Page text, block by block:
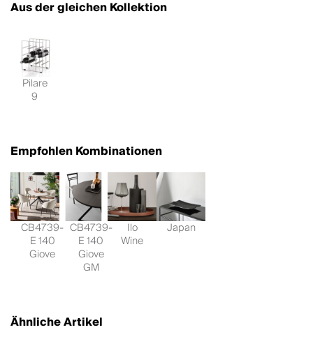
Aus der gleichen Kollektion
Pilare
9
Empfohlen Kombinationen
CB4739-
E 140
Giove
CB4739-
E 140
Giove
GM
Ilo
Wine
Japan
Ähnliche Artikel